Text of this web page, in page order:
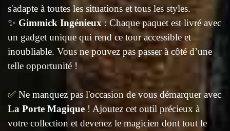
s'adapte à toutes les situations et tous les styles.
✨ Gimmick Ingénieux: Chaque paquet est livré avec
un gadget unique qui rend ce tour accessible et
inoubliable. Vous ne pouvez pas passer à côté d’une
telle opportunité !
✅ Ne manquez pas l'occasion de vous démarquer avec
La Porte Magique ! Ajoutez cet outil précieux à
votre collection et devenez le magicien dont tout le